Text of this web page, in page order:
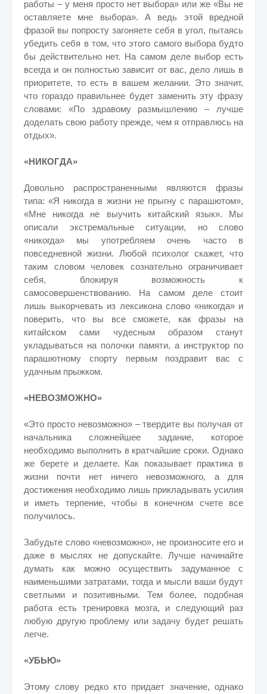
работы – у меня просто нет выбора» или же «Вы не
оставляете мне выбора». А ведь этой вредной
фразой вы попросту загоняете себя в угол, пытаясь
убедить себя в том, что этого самого выбора будто
бы действительно нет. На самом деле выбор есть
всегда и он полностью зависит от вас, дело лишь в
приоритете, то есть в вашем желании. Это значит,
что гораздо правильнее будет заменить эту фразу
словами: «По здравому размышлению – лучше
доделать свою работу прежде, чем я отправлюсь на
отдых».
«НИКОГДА»
Довольно распространенными являются фразы
типа: «Я никогда в жизни не прыгну с парашютом»,
«Мне никогда не выучить китайский язык». Мы
описали экстремальные ситуации, но слово
«никогда» мы употребляем очень часто в
повседневной жизни. Любой психолог скажет, что
таким словом человек сознательно ограничивает
себя, блокируя возможность к
самосовершенствованию. На самом деле стоит
лишь выкорчевать из лексикона слово «никогда» и
поверить, что вы все сможете, как фразы на
китайском сами чудесным образом станут
укладываться на полочки памяти, а инструктор по
парашютному спорту первым поздравит вас с
удачным прыжком.
«НЕВОЗМОЖНО»
«Это просто невозможно» – твердите вы получая от
начальника сложнейшее задание, которое
необходимо выполнить в кратчайшие сроки. Однако
же берете и делаете. Как показывает практика в
жизни почти нет ничего невозможного, а для
достижения необходимо лишь прикладывать усилия
и иметь терпение, чтобы в конечном счете все
получилось.
Забудьте слово «невозможно», не произносите его и
даже в мыслях не допускайте. Лучше начинайте
думать как можно осуществить задуманное с
наименьшими затратами, тогда и мысли ваши будут
светлыми и позитивными. Тем более, подобная
работа есть тренировка мозга, и следующий раз
любую другую проблему или задачу будет решать
легче.
«УБЬЮ»
Этому слову редко кто придает значение, однако